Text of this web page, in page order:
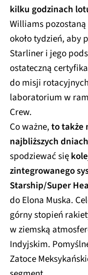
kilku godzinach
Williams
około tydzień, aby
Starliner i jego
ostateczną
do misji
laboratorium w
Crew.
Co ważne, to także
najbliższych
spodziewać się
zintegrowanego
Starship/Super
do Elona Muska.
górny stopień
w ziemską
Indyjskim.
Zatoce
segment.